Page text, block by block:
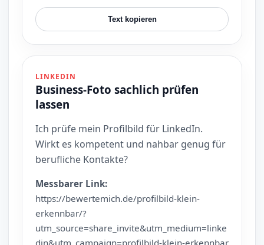
Text kopieren
LINKEDIN
Business-Foto sachlich prüfen
lassen
Ich prüfe mein Profilbild für LinkedIn.
Wirkt es kompetent und nahbar genug für
berufliche Kontakte?
Messbarer Link:
https://bewertemich.de/profilbild-klein-
erkennbar/?
utm_source=share_invite&utm_medium=linke
din&utm_campaign=profilbild-klein-erkennbar